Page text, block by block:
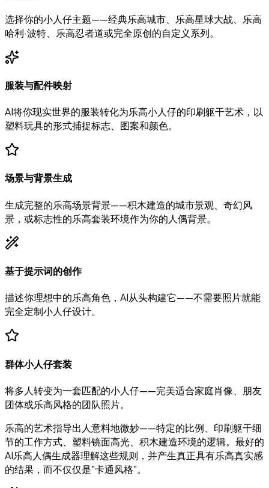
选择你的小人仔主题——经典乐高城市、乐高星球大战、乐高
哈利·波特、乐高忍者道或完全原创的自定义系列。
服装与配件映射
AI将你现实世界的服装转化为乐高小人仔的印刷躯干艺术，以
塑料玩具的形式捕捉标志、图案和颜色。
场景与背景生成
生成完整的乐高场景背景——积木建造的城市景观、奇幻风
景，或标志性的乐高套装环境作为你的人偶背景。
基于提示词的创作
描述你理想中的乐高角色，AI从头构建它——不需要照片就能
完全定制小人仔设计。
群体小人仔套装
将多人转变为一套匹配的小人仔——完美适合家庭肖像、朋友
团体或乐高风格的团队照片。
乐高的艺术指导出人意料地微妙——特定的比例、印刷躯干细
节的工作方式、塑料镜面高光、积木建造环境的逻辑。最好的
AI乐高人偶生成器理解这些规则，并产生真正具有乐高真实感
的结果，而不仅仅是"卡通风格"。